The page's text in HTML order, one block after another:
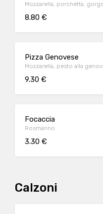
Mozzarella, porchetta,
8.80 €
Pizza Genovese
Mozzarella, pesto alla
9.30 €
Focaccia
Rosmarino
3.30 €
Calzoni